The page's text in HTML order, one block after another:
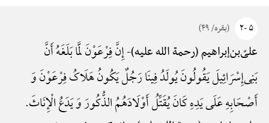
۵ -۲ (بقره/ ۴۹)
علیّ‌بن‌إبراهیم (رحمة الله علیه)-إِنَّ فِرْعَوْنَ لَمَّا بَلَغَهُ أَنَّ
بَنِی‌إِسْرَائِیلَ یَقُولُونَ یُولَدُ فِینَا رَجُلٌ یَکُونُ هَلَاکُ فِرْعَوْنَ وَ
أَصْحَابِهِ عَلَی یَدِهِ کَانَ یُقَتِّلُ أَوْلَادَهُمُ الذُّکُورَ وَ یَدَعُ الْإِنَاثَ.